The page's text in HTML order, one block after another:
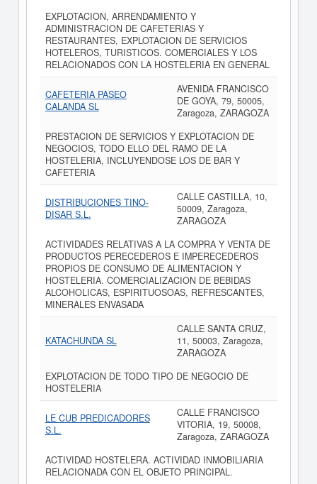
EXPLOTACION, ARRENDAMIENTO Y
ADMINISTRACION DE CAFETERIAS Y
RESTAURANTES, EXPLOTACION DE SERVICIOS
HOTELEROS, TURISTICOS. COMERCIALES Y LOS
RELACIONADOS CON LA HOSTELERIA EN GENERAL
CAFETERIA PASEO
CALANDA SL
AVENIDA FRANCISCO
DE GOYA, 79, 50005,
Zaragoza, ZARAGOZA
PRESTACION DE SERVICIOS Y EXPLOTACION DE
NEGOCIOS, TODO ELLO DEL RAMO DE LA
HOSTELERIA, INCLUYENDOSE LOS DE BAR Y
CAFETERIA
DISTRIBUCIONES TINO-
DISAR S.L.
CALLE CASTILLA, 10,
50009, Zaragoza,
ZARAGOZA
ACTIVIDADES RELATIVAS A LA COMPRA Y VENTA DE
PRODUCTOS PERECEDEROS E IMPERECEDEROS
PROPIOS DE CONSUMO DE ALIMENTACION Y
HOSTELERIA. COMERCIALIZACION DE BEBIDAS
ALCOHOLICAS, ESPIRITUOSOAS, REFRESCANTES,
MINERALES ENVASADA
KATACHUNDA SL
CALLE SANTA CRUZ,
11, 50003, Zaragoza,
ZARAGOZA
EXPLOTACION DE TODO TIPO DE NEGOCIO DE
HOSTELERIA
LE CUB PREDICADORES
S.L.
CALLE FRANCISCO
VITORIA, 19, 50008,
Zaragoza, ZARAGOZA
ACTIVIDAD HOSTELERA. ACTIVIDAD INMOBILIARIA
RELACIONADA CON EL OBJETO PRINCIPAL.